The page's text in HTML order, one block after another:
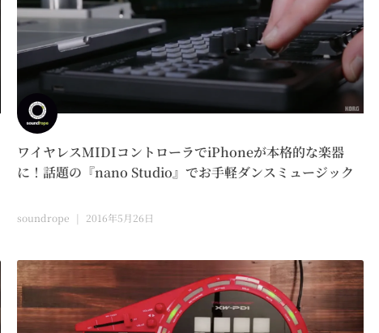
ワイヤレスMIDIコントローラでiPhoneが本格的な楽器
に！話題の『nano Studio』でお手軽ダンスミュージック
soundrope 2016年5月26日